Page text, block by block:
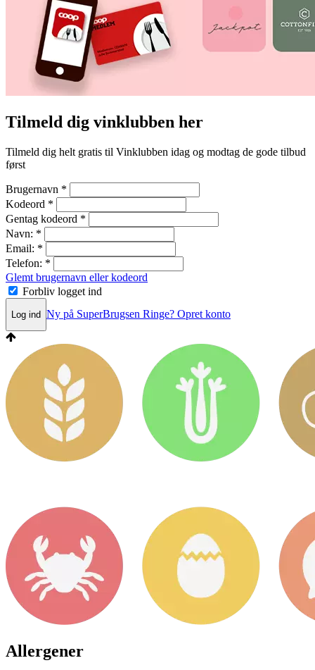
Tilmeld dig vinklubben her
Tilmeld dig helt gratis til Vinklubben idag og modtag de gode tilbud
først
Brugernavn *
Kodeord *
Gentag kodeord *
Navn: *
Email: *
Telefon: *
Glemt brugernavn eller kodeord
Forbliv logget ind
Log ind Ny på SuperBrugsen Ringe? Opret konto
Allergener